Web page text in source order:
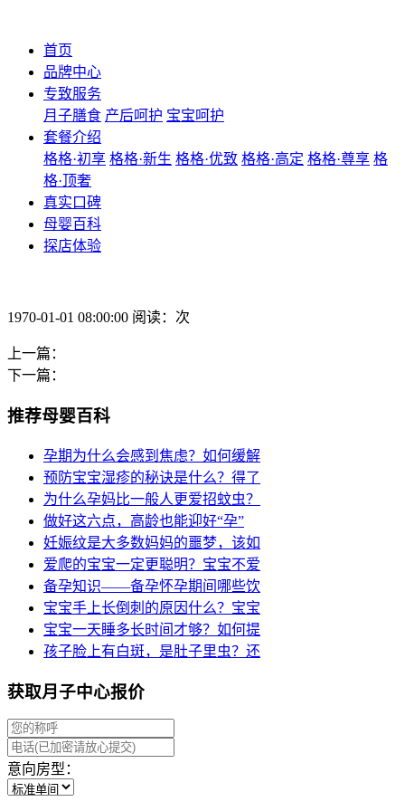
首页
品牌中心
专致服务
月子膳食 产后呵护 宝宝呵护
套餐介绍
格格·初享 格格·新生 格格·优致 格格·高定 格格·尊享 格
格·顶奢
真实口碑
母婴百科
探店体验
1970-01-01 08:00:00 阅读：次
上一篇：
下一篇：
推荐母婴百科
孕期为什么会感到焦虑？如何缓解
预防宝宝湿疹的秘诀是什么？得了
为什么孕妈比一般人更爱招蚊虫？
做好这六点，高龄也能迎好“孕”
妊娠纹是大多数妈妈的噩梦，该如
爱爬的宝宝一定更聪明？宝宝不爱
备孕知识——备孕怀孕期间哪些饮
宝宝手上长倒刺的原因什么？宝宝
宝宝一天睡多长时间才够？如何提
孩子脸上有白斑，是肚子里虫？还
获取月子中心报价
意向房型：